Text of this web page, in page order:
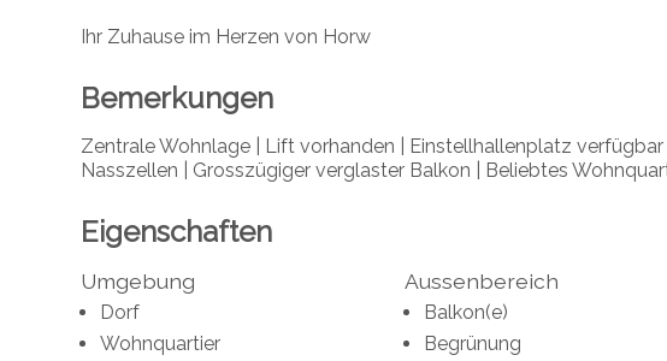
Ihr Zuhause im Herzen von Horw
Bemerkungen
Zentrale Wohnlage | Lift vorhanden | Einstellhallenplatz
Nasszellen | Grosszügiger verglaster Balkon | Beliebtes
Eigenschaften
Umgebung
Dorf
Wohnquartier
Aussenbereich
Balkon(e)
Begrünung